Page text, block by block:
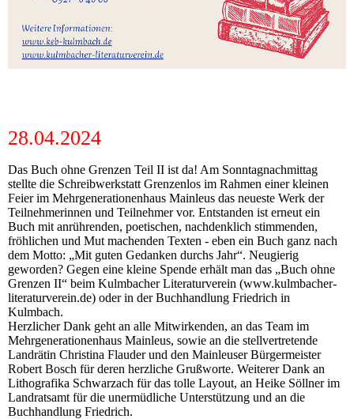
28.04.2024
Das Buch ohne Grenzen Teil II ist da! Am Sonntagnachmittag
stellte die Schreibwerkstatt Grenzenlos im Rahmen einer kleinen
Feier im Mehrgenerationenhaus Mainleus das neueste Werk der
Teilnehmerinnen und Teilnehmer vor. Entstanden ist erneut ein
Buch mit anrührenden, poetischen, nachdenklich stimmenden,
fröhlichen und Mut machenden Texten - eben ein Buch ganz nach
dem Motto: „Mit guten Gedanken durchs Jahr“. Neugierig
geworden? Gegen eine kleine Spende erhält man das „Buch ohne
Grenzen II“ beim Kulmbacher Literaturverein (www.kulmbacher-
literaturverein.de) oder in der Buchhandlung Friedrich in
Kulmbach.
Herzlicher Dank geht an alle Mitwirkenden, an das Team im
Mehrgenerationenhaus Mainleus, sowie an die stellvertretende
Landrätin Christina Flauder und den Mainleuser Bürgermeister
Robert Bosch für deren herzliche Grußworte. Weiterer Dank an
Lithografika Schwarzach für das tolle Layout, an Heike Söllner im
Landratsamt für die unermüdliche Unterstützung und an die
Buchhandlung Friedrich.